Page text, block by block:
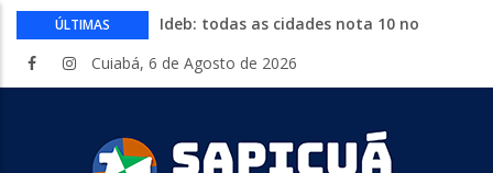
ÚLTIMAS
Ideb: todas as cidades nota 10 no
Conheça 16 profissões que devem crescer
sábado a Expolucas em Lucas do Rio
Cuiabá, 6 de Agosto de 2026